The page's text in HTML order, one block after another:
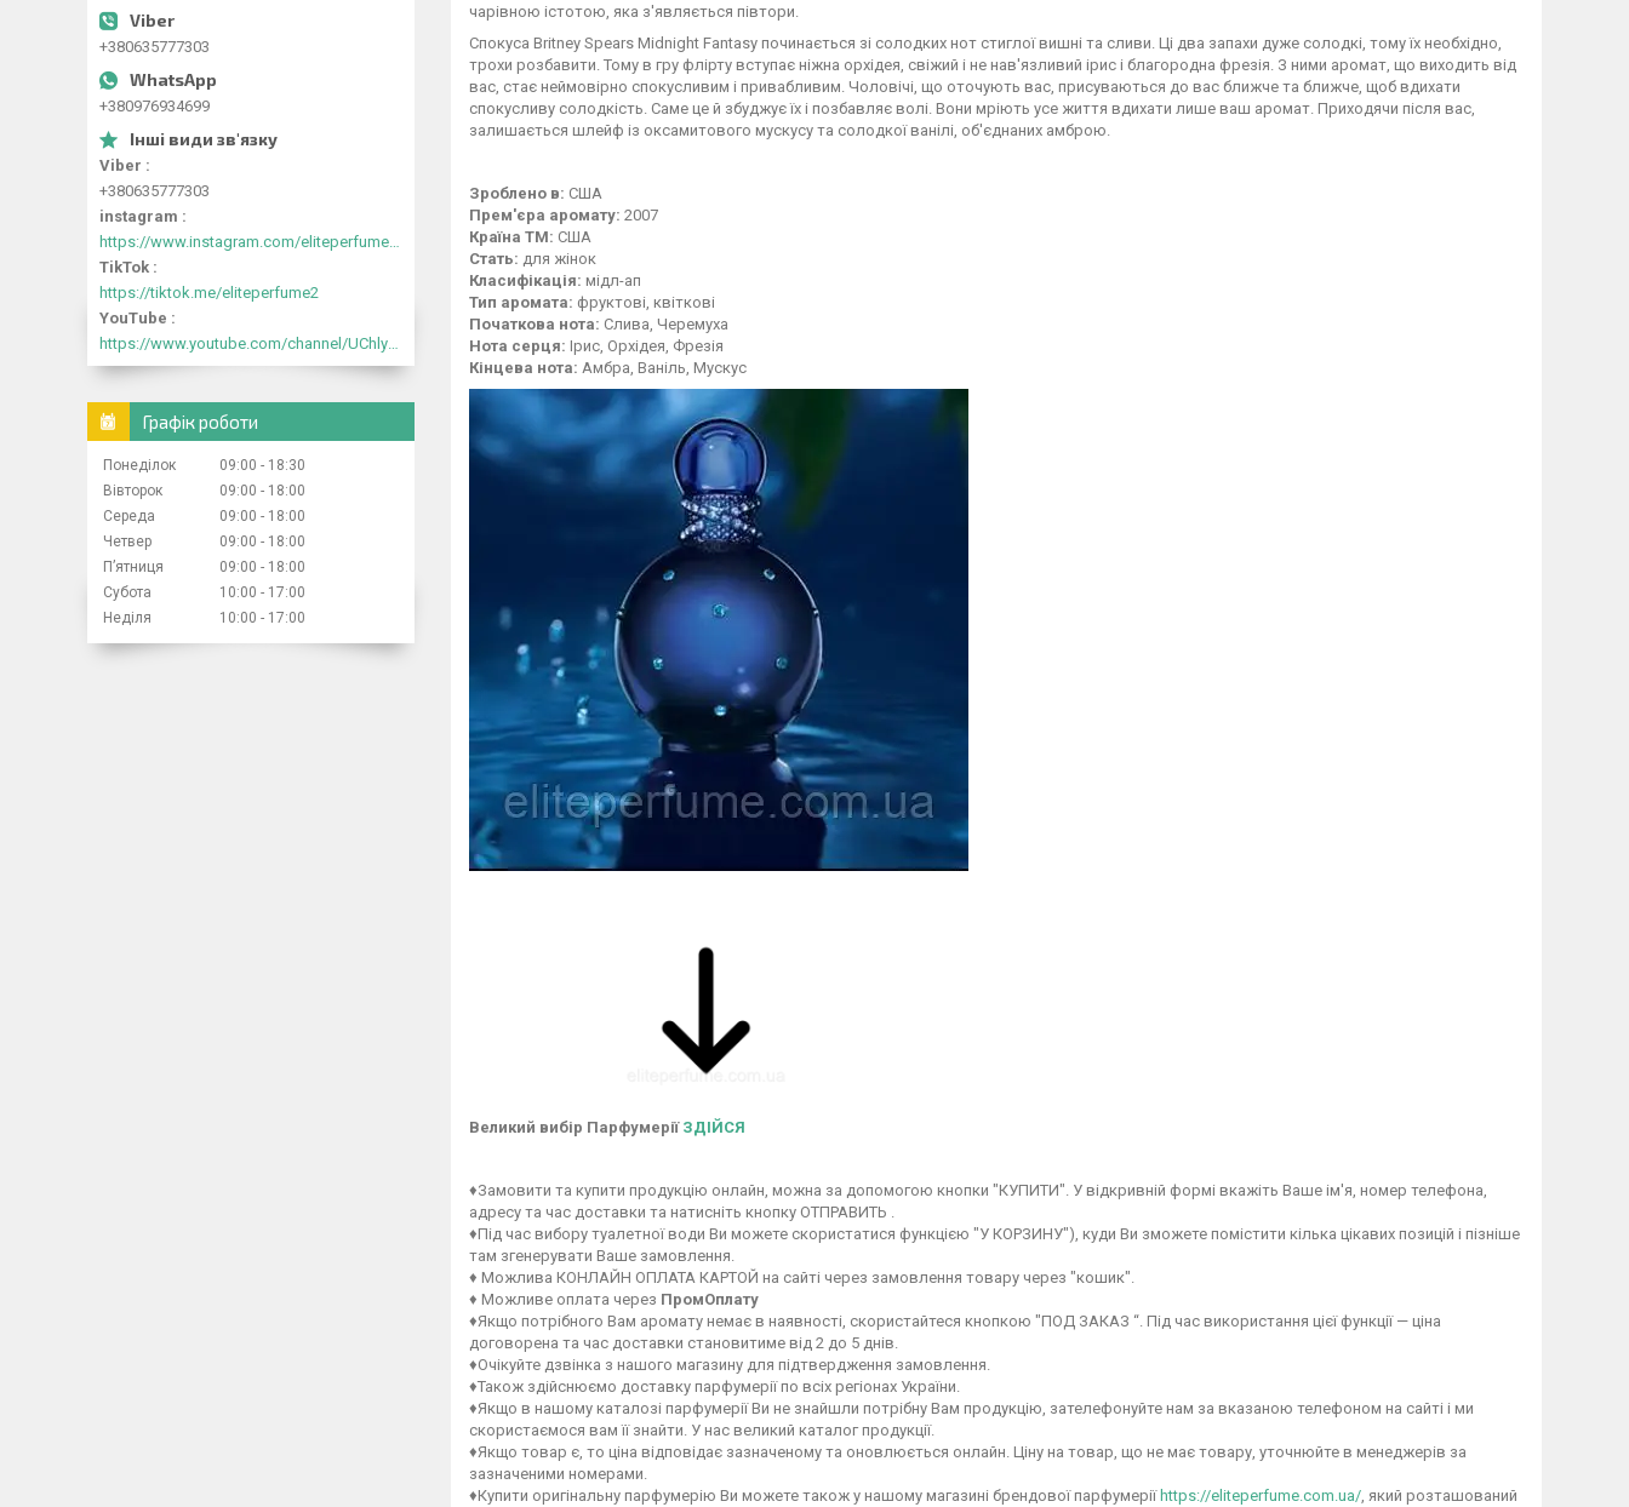
чарівною істотою, яка з'являється півтори.
Спокуса Britney Spears Midnight Fantasy починається зі солодких нот стиглої вишні та сливи. Ці два запахи дуже солодкі, тому їх необхідно,
трохи розбавити. Тому в гру флірту вступає ніжна орхідея, свіжий і не нав'язливий ірис і благородна фрезія. З ними аромат, що виходить від
вас, стає неймовірно спокусливим і привабливим. Чоловічі, що оточують вас, присуваються до вас ближче та ближче, щоб вдихати
спокусливу солодкість. Саме це й збуджує їх і позбавляє волі. Вони мріють усе життя вдихати лише ваш аромат. Приходячи після вас,
залишається шлейф із оксамитового мускусу та солодкої ванілі, об'єднаних амброю.
Зроблено в: США
Прем'єра аромату: 2007
Країна ТМ: США
Стать: для жінок
Класифікація: мідл-ап
Тип аромата: фруктові, квіткові
Початкова нота: Слива, Черемуха
Нота серця: Ірис, Орхідея, Фрезія
Кінцева нота: Амбра, Ваніль, Мускус
Великий вибір Парфумерії ЗДІЙСЯ
♦Замовити та купити продукцію онлайн, можна за допомогою кнопки "КУПИТИ". У відкривній формі вкажіть Ваше ім'я, номер телефона,
адресу та час доставки та натисніть кнопку ОТПРАВИТЬ .
♦Під час вибору туалетної води Ви можете скористатися функцією "У КОРЗИНУ"), куди Ви зможете помістити кілька цікавих позицій і пізніше
там згенерувати Ваше замовлення.
♦ Можлива КОНЛАЙН ОПЛАТА КАРТОЙ на сайті через замовлення товару через "кошик".
♦ Можливе оплата через ПромОплату
♦Якщо потрібного Вам аромату немає в наявності, скористайтеся кнопкою "ПОД ЗАКАЗ “. Під час використання цієї функції — ціна
договорена та час доставки становитиме від 2 до 5 днів.
♦Очікуйте дзвінка з нашого магазину для підтвердження замовлення.
♦Також здійснюємо доставку парфумерії по всіх регіонах України.
♦Якщо в нашому каталозі парфумерії Ви не знайшли потрібну Вам продукцію, зателефонуйте нам за вказаною телефоном на сайті і ми
скористаємося вам її знайти. У нас великий каталог продукції.
♦Якщо товар є, то ціна відповідає зазначеному та оновлюється онлайн. Ціну на товар, що не має товару, уточнюйте в менеджерів за
зазначеними номерами.
♦Купити оригінальну парфумерію Ви можете також у нашому магазині брендової парфумерії https://eliteperfume.com.ua/, який розташований
+380635777303
+380976934699
Viber
+380635777303
instagram
https://www.instagram.com/eliteperfume2030/
TikTok
https://tiktok.me/eliteperfume2
YouTube
https://www.youtube.com/channel/UChlyrHV155UsxbND9N3hYJA
Графік роботи
Понеділок 09:00
18:30
Вівторок
09:00
18:00
Середа
09:00
18:00
Четвер
09:00
18:00
Пʼятниця
09:00
18:00
Субота
10:00
17:00
Неділя
10:00 17:00